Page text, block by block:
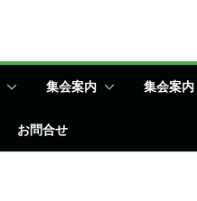
集会案内 集会案内
お問合せ